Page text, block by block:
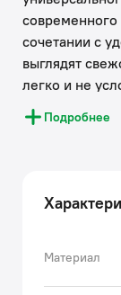
сочетании с
выглядят
легко и не
благодаря
прочностью и
загрязнения
• Два
Подробнее
Материал